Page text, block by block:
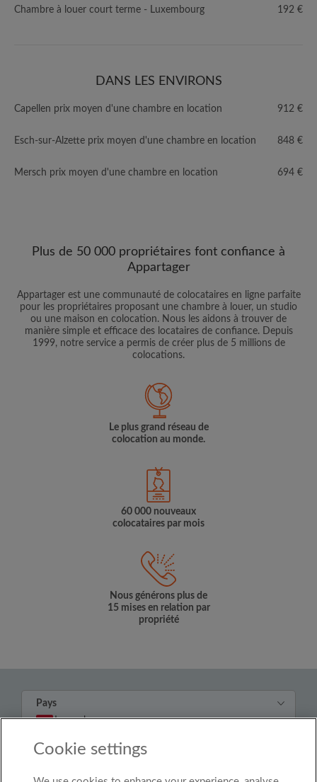
Chambre à louer court terme - Luxembourg
192 €
DANS LES ENVIRONS
Capellen prix moyen d'une chambre en location 912 €
Esch-sur-Alzette prix moyen d'une chambre en location 848 €
Mersch prix moyen d'une chambre en location 694 €
Plus de 50 000 propriétaires font confiance à
Appartager
Appartager est une communauté de colocataires en ligne parfaite
pour les propriétaires proposant une chambre à louer, un studio
ou une maison en colocation. Nous les aidons à trouver de
manière simple et efficace des locataires de confiance. Depuis
1999, notre service a permis de créer plus de 5 millions de
colocations.
Le plus grand réseau de
colocation au monde.
60 000 nouveaux
colocataires par mois
Nous générons plus de
15 mises en relation par
propriété
Pays
Luxembourg
© Roomgo Limited 2025 - 21 Market Place, Stockport,
Cookie settings